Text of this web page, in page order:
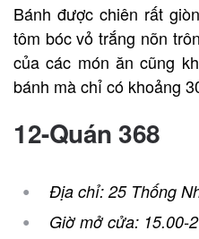
Bánh được chiên rất
tôm bóc vỏ trắng nõn
của các món ăn cũng
bánh mà chỉ có khoảng
12-Quán 368
Địa chỉ: 25 Thống
Giờ mở cửa: 15.00-